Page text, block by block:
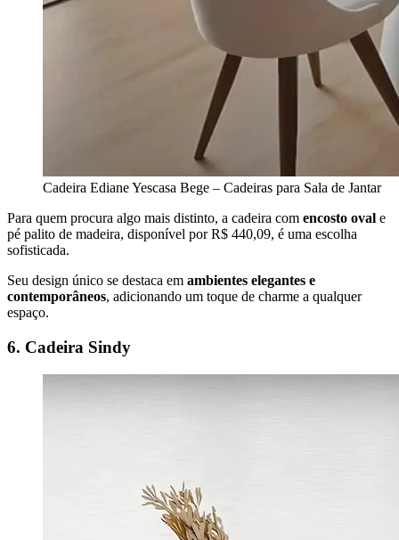
Cadeira Ediane Yescasa Bege – Cadeiras para Sala de Jantar
Para quem procura algo mais distinto, a cadeira com encosto oval e
pé palito de madeira, disponível por R$ 440,09, é uma escolha
sofisticada.
Seu design único se destaca em ambientes elegantes e
contemporâneos, adicionando um toque de charme a qualquer
espaço.
6. Cadeira Sindy